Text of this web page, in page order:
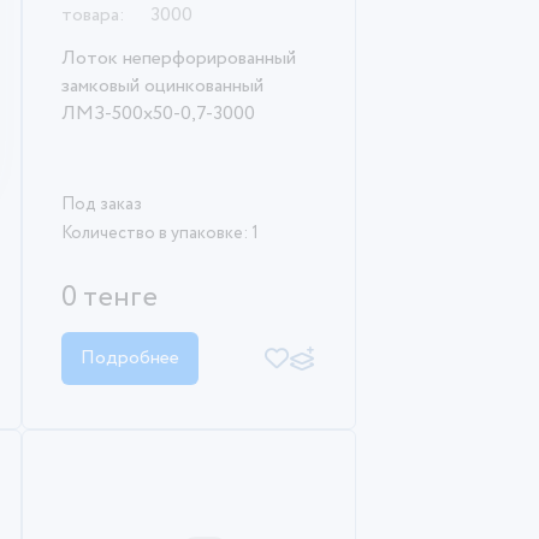
товара:
3000
Лоток неперфорированный
замковый оцинкованный
ЛМЗ-500х50-0,7-3000
Под заказ
Количество в упаковке: 1
0 тенге
Подробнее